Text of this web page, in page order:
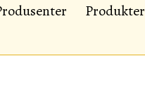
Produkter